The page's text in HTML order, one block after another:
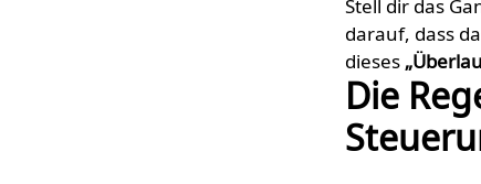
Stell dir das
darauf, dass
dieses
Die